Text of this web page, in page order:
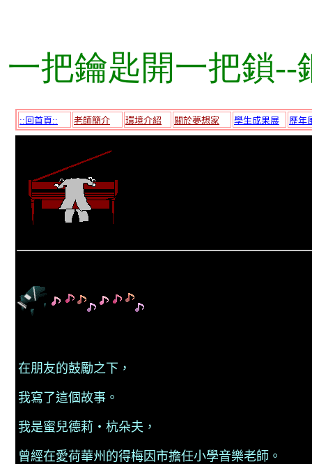
一把鑰匙開一把鎖--
::回首頁:: 老師簡介 環境介紹 關於夢想家 學生成果展 歷年
在朋友的鼓勵之下，
我寫了這個故事。
我是蜜兒德莉‧杭朵夫，
曾經在愛荷華州的得梅因市擔任小學音樂老師。